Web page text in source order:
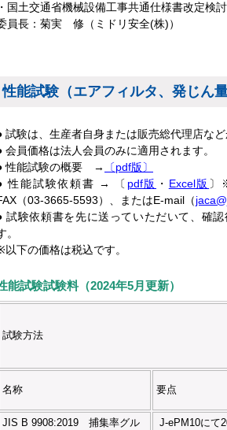
・国土交通省機械設備工事共通仕様書改定検
員長：菊実 修（ミドリ安全(株)）
性能試験（エアフィルタ、発じん
試験は、生産者自身または販売総代理店な
会員価格は法人会員のみに適用されます。
性能試験の概要 →
〔pdf版〕
性能試験依頼書 → 〔 pdf版 ・ Excel版 〕
（03-3665-5593）、またはE-mail（
試験依頼書を先に送っていただいて、確
。
以下の価格は税込です。
能試験試験料（2024年5月更新）
試験方法
名称 要点
JIS B 9908:2019 捕集率グル
J-ePM10にて